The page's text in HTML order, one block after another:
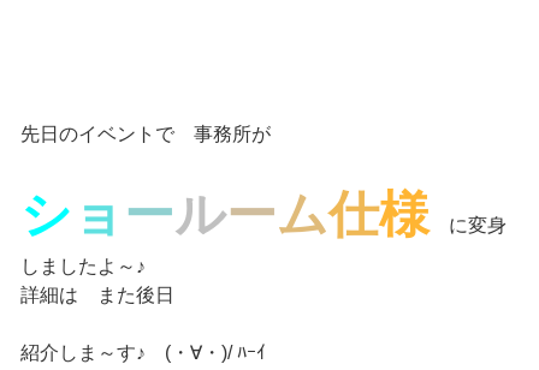
先日のイベントで 事務所が
シ ョ ールーム仕様に変身
しましたよ～♪
詳細は また後日
紹介しま～す♪ (・∀・)/ ﾊｰｲ